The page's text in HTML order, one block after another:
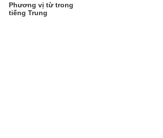
Phương vị từ trong
tiếng Trung